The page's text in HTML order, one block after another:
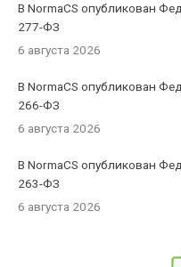
В NormaCS опубликован
277-ФЗ
6 августа 2026
В NormaCS опубликован
266-ФЗ
6 августа 2026
В NormaCS опубликован
263-ФЗ
6 августа 2026